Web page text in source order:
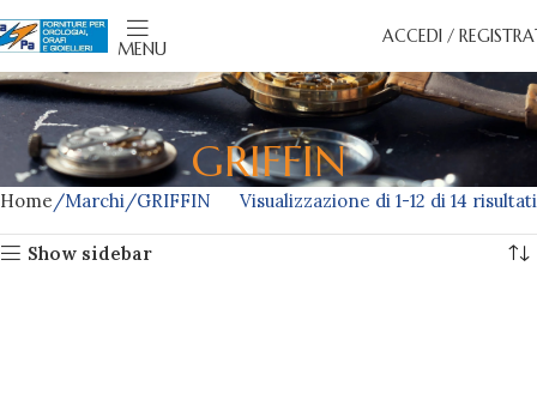
MENU
ACCEDI /
GRIFFIN
Home Marchi GRIFFIN Visualizzazione di 1-12 di 14 risultati
Show sidebar